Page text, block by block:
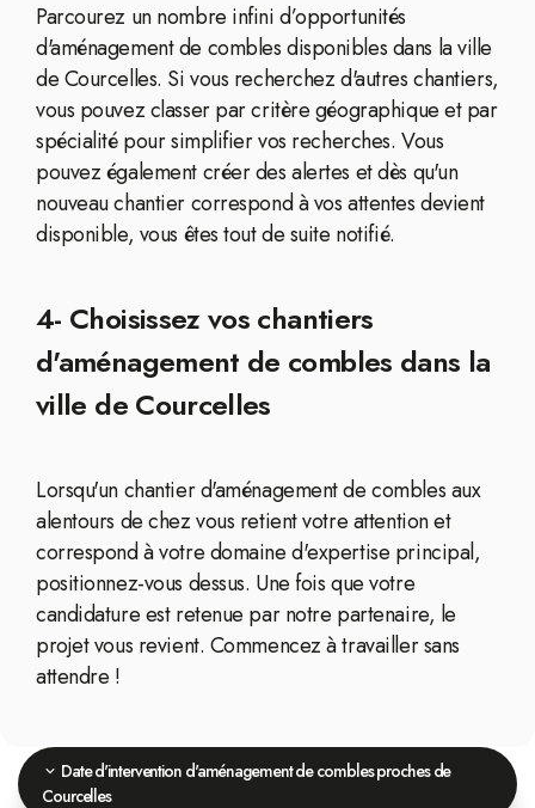
Parcourez un nombre infini d’opportunités
d'aménagement de combles disponibles dans la ville
de Courcelles. Si vous recherchez d'autres chantiers,
vous pouvez classer par critère géographique et par
spécialité pour simplifier vos recherches. Vous
pouvez également créer des alertes et dès qu'un
nouveau chantier correspond à vos attentes devient
disponible, vous êtes tout de suite notifié.
4- Choisissez vos chantiers
d'aménagement de combles dans la
ville de Courcelles
Lorsqu'un chantier d'aménagement de combles aux
alentours de chez vous retient votre attention et
correspond à votre domaine d'expertise principal,
positionnez-vous dessus. Une fois que votre
candidature est retenue par notre partenaire, le
projet vous revient. Commencez à travailler sans
attendre !
Date d'intervention d'aménagement de combles proches de
Courcelles